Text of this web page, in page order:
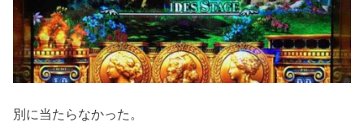
別に当たらなかった。